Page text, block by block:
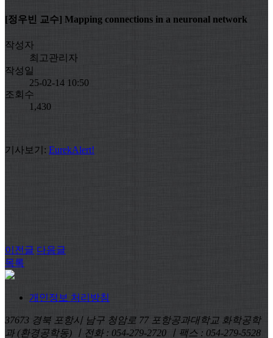
[정우빈 교수] Mapping connections in a neuronal network
작성자
최고관리자
작성일
25-02-14 10:50
조회수
1,430
기사보기: EurekAlert!
이전글 다음글
목록
개인정보 처리방침
37673 경북 포항시 남구 청암로 77 포항공과대학교 화학공학
과 (환경공학동) ㅣ전화 : 054-279-2720 ㅣ팩스 : 054-279-5528